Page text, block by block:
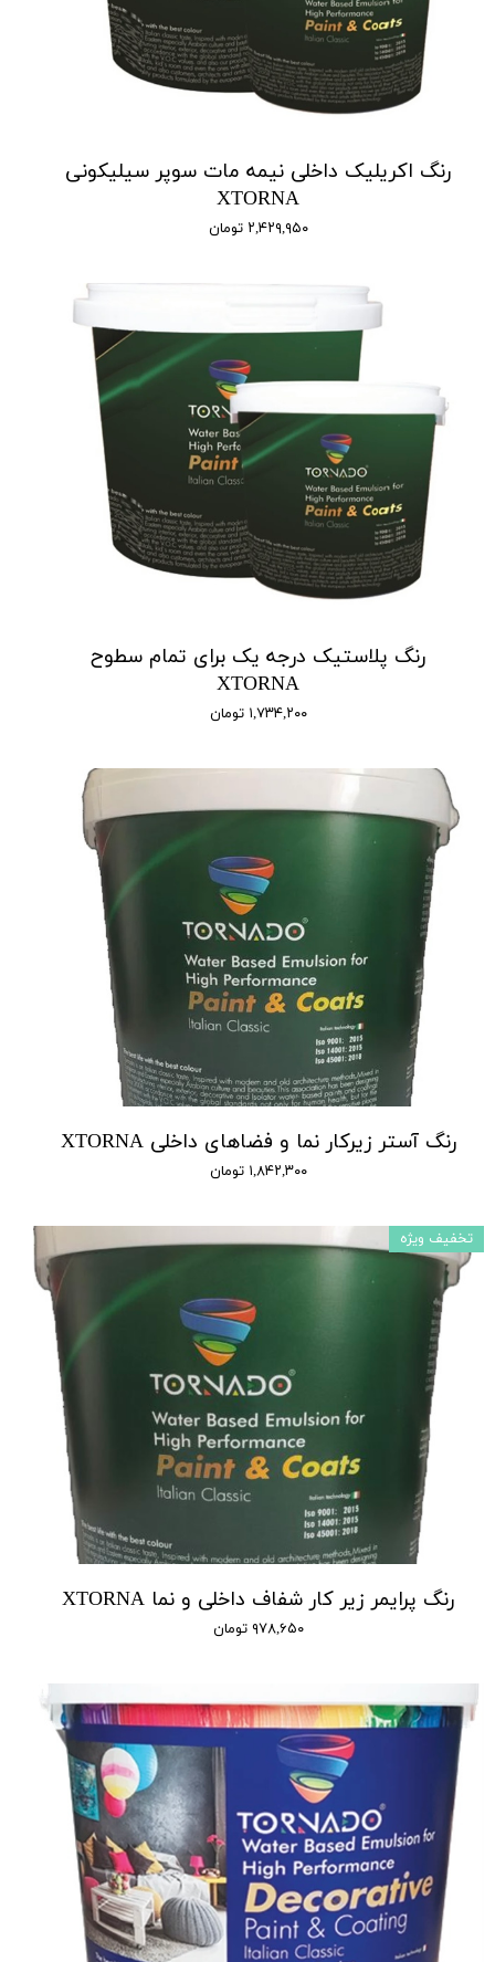
رنگ اکریلیک داخلی نیمه مات سوپر سیلیکونی
XTORNA
۲,۴۲۹,۹۵۰ تومان
رنگ پلاستیک درجه یک برای تمام سطوح
XTORNA
۱,۷۳۴,۲۰۰ تومان
رنگ آستر زیرکار نما و فضاهای داخلی XTORNA
۱,۸۴۲,۳۰۰ تومان
رنگ پرایمر زیر کار شفاف داخلی و نما XTORNA
۹۷۸,۶۵۰ تومان
تخفیف ویژه